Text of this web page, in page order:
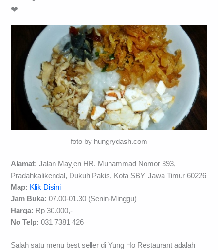
❤️
foto by hungrydash.com
Alamat: Jalan Mayjen HR. Muhammad Nomor 393,
Pradahkalikendal, Dukuh Pakis, Kota SBY, Jawa Timur 60226
Map: Klik Disini
Jam Buka: 07.00-01.30 (Senin-Minggu)
Harga: Rp 30.000,-
No Telp: 031 7381 426
Salah satu menu best seller di Yung Ho Restaurant adalah